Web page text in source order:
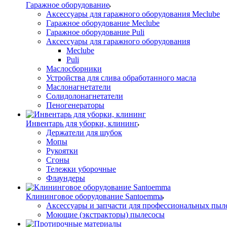
Гаражное оборудование
Аксессуары для гаражного оборудования Meclube
Гаражное оборудование Meclube
Гаражное оборудование Puli
Аксессуары для гаражного оборудования
Meclube
Puli
Маслосборники
Устройства для слива обработанного масла
Маслонагнетатели
Солидолонагнетатели
Пеногенераторы
Инвентарь для уборки, клининг
Держатели для шубок
Мопы
Рукоятки
Сгоны
Тележки уборочные
Флаундеры
Клининговое оборудование Santoemma
Аксессуары и запчасти для профессиональных
Моющие (экстракторы) пылесосы